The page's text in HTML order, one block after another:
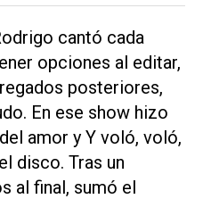
cantó cada
opciones al editar,
posteriores,
En ese show hizo
amor y Y voló, voló,
disco. Tras un
al final, sumó el